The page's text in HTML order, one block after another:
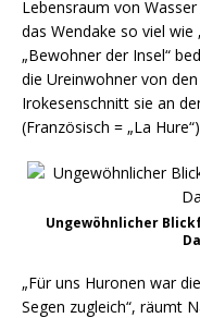
Lebensraum von
das Wendake so viel wie
„Bewohner der Insel“
die Ureinwohner von
Irokesenschnitt sie an
(Französisch = „La
Ungewöhnlicher
„Für uns Huronen war
Segen zugleich“, räumt